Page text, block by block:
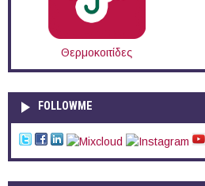
Θερμοκοιτίδες
FOLLOWME